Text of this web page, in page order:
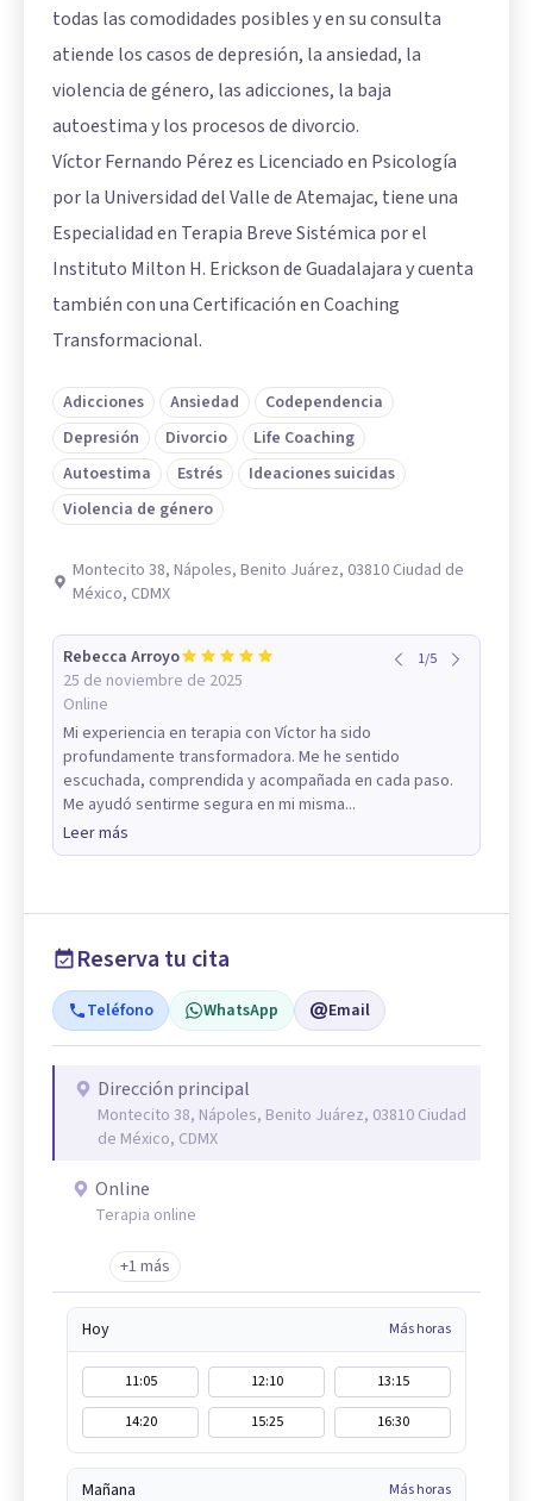
todas las comodidades posibles y en su consulta
atiende los casos de depresión, la ansiedad, la
violencia de género, las adicciones, la baja
autoestima y los procesos de divorcio.
Víctor Fernando Pérez es Licenciado en Psicología
por la Universidad del Valle de Atemajac, tiene una
Especialidad en Terapia Breve Sistémica por el
Instituto Milton H. Erickson de Guadalajara y cuenta
también con una Certificación en Coaching
Transformacional.
Adicciones Ansiedad
Codependencia
Depresión
Divorcio
Life Coaching
Autoestima
Estrés
Ideaciones suicidas
Violencia de género
Montecito 38, Nápoles, Benito Juárez, 03810 Ciudad de
México, CDMX
Rebecca Arroyo
25 de noviembre de 2025
Online
1/5
Mi experiencia en terapia con Víctor ha sido
profundamente transformadora. Me he sentido
escuchada, comprendida y acompañada en cada paso.
Me ayudó sentirme segura en mi misma...
Leer más
Reserva tu cita
Teléfono WhatsApp Email
Dirección principal
Montecito 38, Nápoles, Benito Juárez, 03810 Ciudad
de México, CDMX
Online
Terapia online
+1 más
Hoy Más horas
11:05 12:10
13:15
14:20
15:25 16:30
Mañana Más horas